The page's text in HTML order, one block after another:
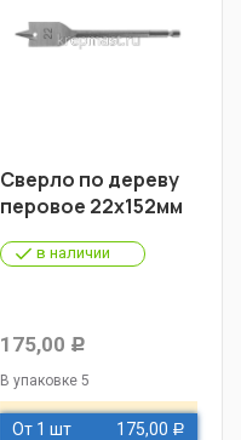
Сверло по дереву
перовое 22х152мм
в наличии
175,00 Р
В упаковке 5
От 1 шт 175,00 Р